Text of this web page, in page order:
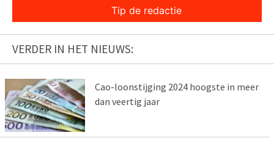
Tip de redactie
VERDER IN HET NIEUWS:
Cao-loonstijging 2024 hoogste in meer
dan veertig jaar